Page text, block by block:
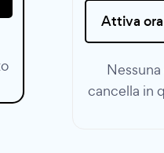
Attiva
cancella in